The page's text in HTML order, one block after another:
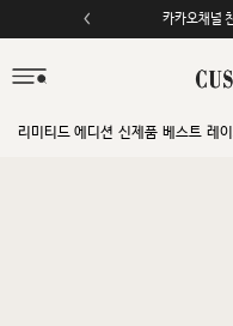
카카오채널
리미티드 에디션 신제품 베스트 레